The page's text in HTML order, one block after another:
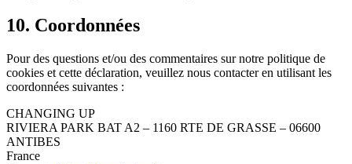
10. Coordonnées
Pour des questions et/ou des commentaires sur notre politique de
cookies et cette déclaration, veuillez nous contacter en utilisant les
coordonnées suivantes :
CHANGING UP
RIVIERA PARK BAT A2 – 1160 RTE DE GRASSE – 06600
ANTIBES
France